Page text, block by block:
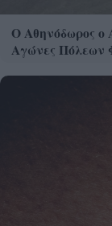
Ο Αθηνόδωρος ο
Αγώνες